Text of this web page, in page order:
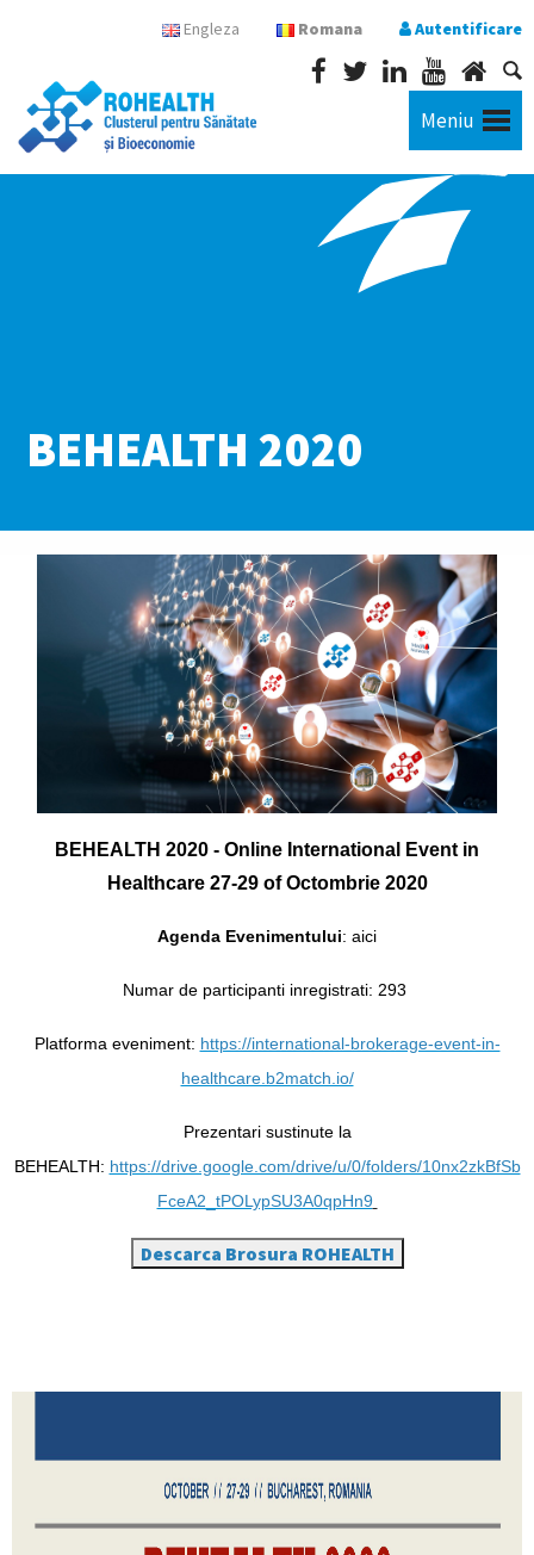
Engleza Romana Autentificare
Meniu
BEHEALTH 2020
BEHEALTH 2020 - Online International Event in
Healthcare 27-29 of Octombrie 2020
Agenda Evenimentului: aici
Numar de participanti inregistrati: 293
Platforma eveniment: https://international-brokerage-event-in-
healthcare.b2match.io/
Prezentari sustinute la
BEHEALTH: https://drive.google.com/drive/u/0/folders/10nx2zkBfSb
FceA2_tPOLypSU3A0qpHn9